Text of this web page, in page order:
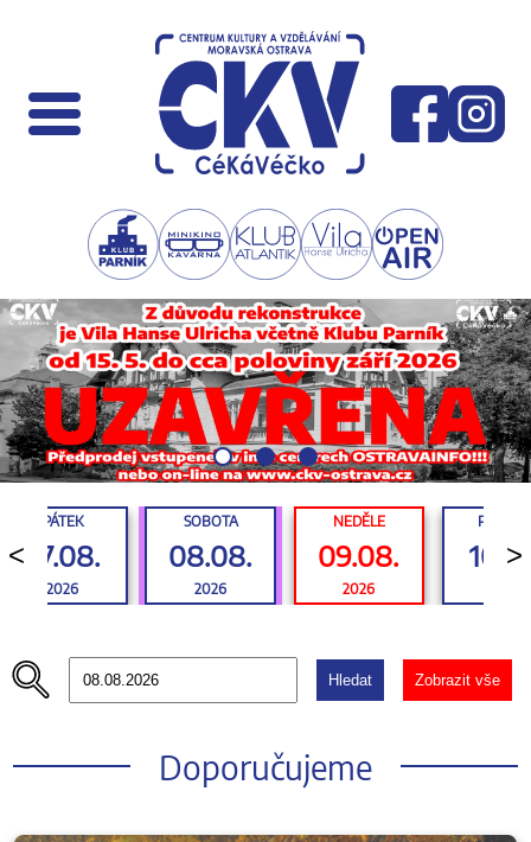
<
PÁTEK
07.08.
2026
SOBOTA
08.08.
2026
NEDĚLE
09.08.
2026
>
Hledat Zobrazit vše
Doporučujeme